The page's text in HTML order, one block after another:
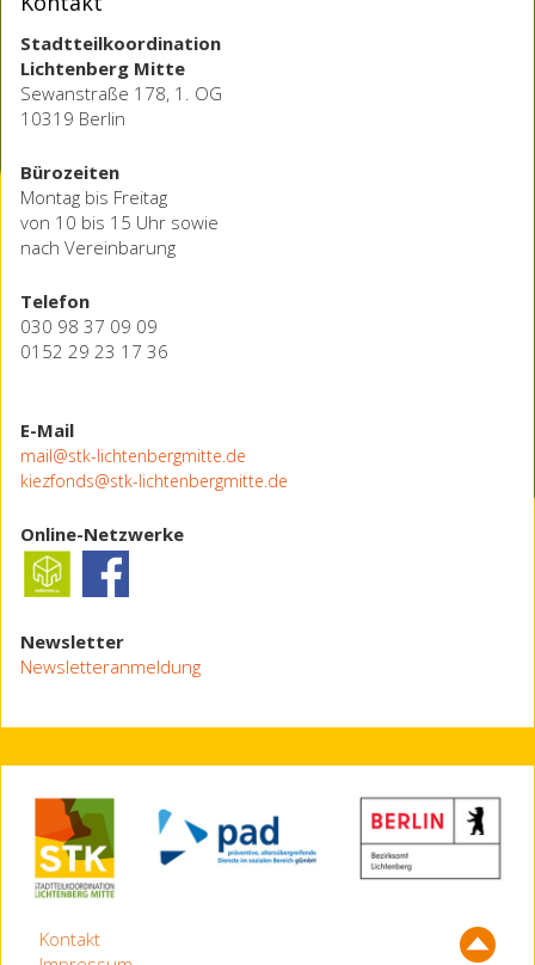
Stadtteilkoordination
Lichtenberg Mitte
Sewanstraße 178, 1. OG
10319 Berlin
Bürozeiten
Montag bis Freitag
von 10 bis 15 Uhr sowie
nach Vereinbarung
Telefon
030 98 37 09 09
0152 29 23 17 36
E-Mail
mail@stk-lichtenbergmitte.de
kiezfonds@stk-lichtenbergmitte.de
Online-Netzwerke
Newsletter
Newsletteranmeldung
Kontakt